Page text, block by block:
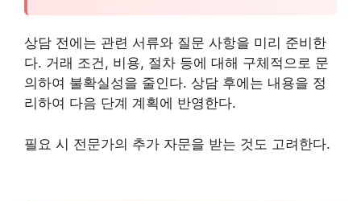
상담 전에는 관련 서류와 질문 사항을 미리 준비한
다. 거래 조건, 비용, 절차 등에 대해 구체적으로 문
의하여 불확실성을 줄인다. 상담 후에는 내용을 정
리하여 다음 단계 계획에 반영한다.
필요 시 전문가의 추가 자문을 받는 것도 고려한다.